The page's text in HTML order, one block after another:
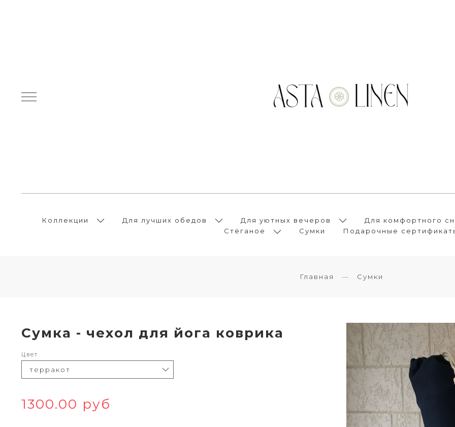
Коллекции Для лучших обедов Для уютных вечеров
Для комфортного
Стёганое
Сумки Подарочные
Главная Сумки
Сумка - чехол для йога коврика
Цвет
1300.00 руб